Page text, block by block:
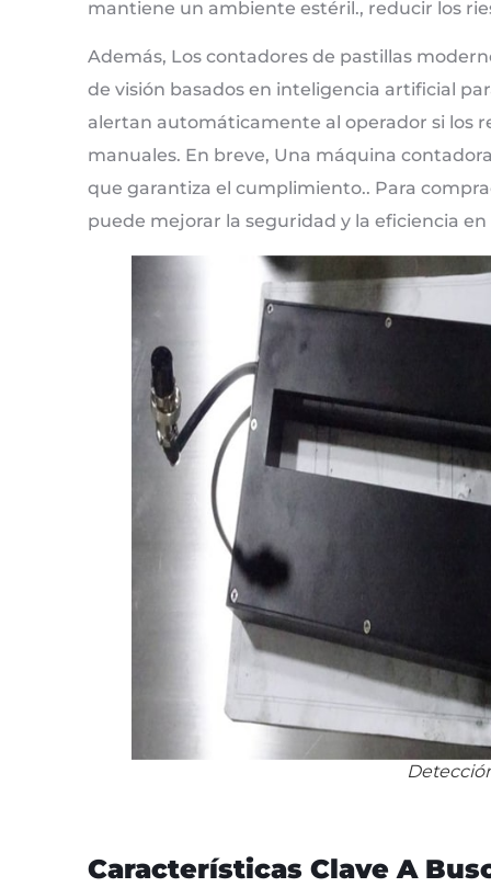
mantiene un ambiente estéril., reducir los
Además, Los contadores de pastillas
de visión basados ​​en inteligencia artificial
alertan automáticamente al operador si los
manuales. En breve, Una máquina
que garantiza el cumplimiento.. Para
puede mejorar la seguridad y la eficiencia
Características Clave A